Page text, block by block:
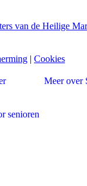
van de Heilige
| Cookies
Meer over
senioren